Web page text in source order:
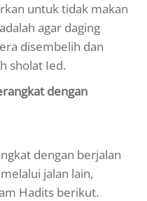
untuk tidak makan
agar daging
disembelih dan
sholat Ied.
dengan
dengan berjalan
jalan lain,
Hadits berikut.